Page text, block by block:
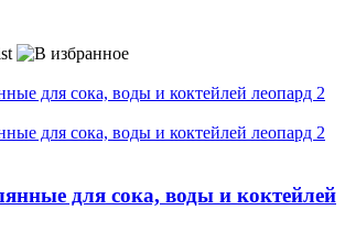
для сока, воды и коктейлей